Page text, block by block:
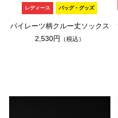
レディース バッグ・グッズ
パイレーツ柄クルー丈ソックス
2,530円
（税込）